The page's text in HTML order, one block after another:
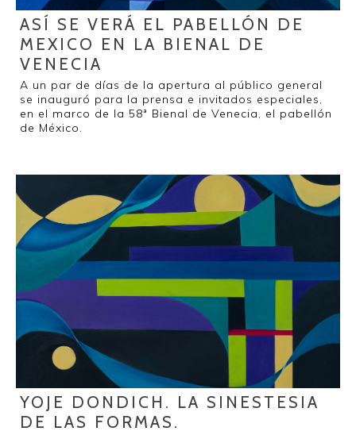
ASÍ SE VERÁ EL PABELLÓN DE
MEXICO EN LA BIENAL DE
VENECIA
A un par de días de la apertura al público general
se inauguró para la prensa e invitados especiales,
en el marco de la 58ª Bienal de Venecia, el pabellón
de México.
YOJE DONDICH. LA SINESTESIA
DE LAS FORMAS.